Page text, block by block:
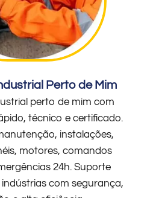
Perto de Mim
perto de mim com
técnico e certificado.
instalações,
motores, comandos
24h. Suporte
com segurança,